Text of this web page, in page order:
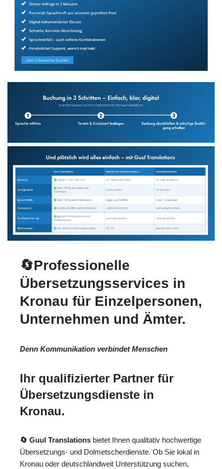
🔄Professionelle
Übersetzungsservices in
Kronau für Einzelpersonen,
Unternehmen und Ämter.
Denn Kommunikation verbindet Menschen
Ihr qualifizierter Partner für
Übersetzungsdienste in
Kronau.
🔄 Guul Translations bietet Ihnen qualitativ hochwertige
Übersetzungs- und Dolmetscherdienste. Ob Sie lokal in
Kronau oder deutschlandweit Unterstützung suchen,